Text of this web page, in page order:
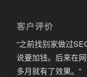
客户评价
“之前找别家做过
说要加钱。后来在
多月就有了效果。”